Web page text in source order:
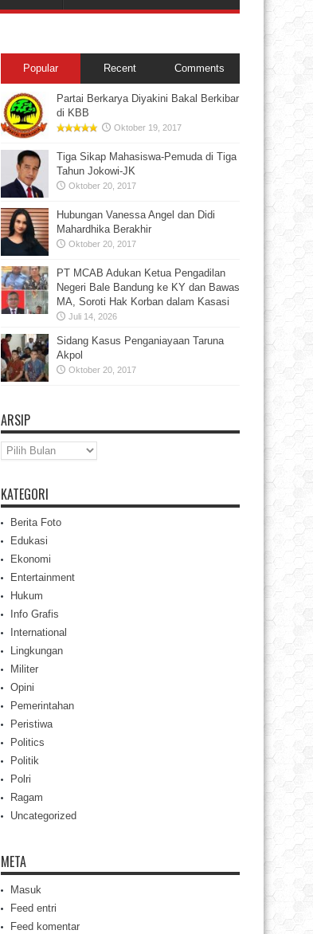
Popular Recent Comments
Partai Berkarya Diyakini Bakal Berkibar
di KBB
Oktober 19, 2017
Tiga Sikap Mahasiswa-Pemuda di Tiga
Tahun Jokowi-JK
Oktober 20, 2017
Hubungan Vanessa Angel dan Didi
Mahardhika Berakhir
Oktober 20, 2017
PT MCAB Adukan Ketua Pengadilan
Negeri Bale Bandung ke KY dan Bawas
MA, Soroti Hak Korban dalam Kasasi
Juli 14, 2026
Sidang Kasus Penganiayaan Taruna
Akpol
Oktober 20, 2017
ARSIP
Arsip
KATEGORI
Berita Foto
Edukasi
Ekonomi
Entertainment
Hukum
Info Grafis
International
Lingkungan
Militer
Opini
Pemerintahan
Peristiwa
Politics
Politik
Polri
Ragam
Uncategorized
META
Masuk
Feed entri
Feed komentar